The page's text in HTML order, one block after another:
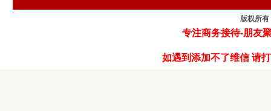
版权所
专注商务接待-朋友
如遇到添加不了维信 请